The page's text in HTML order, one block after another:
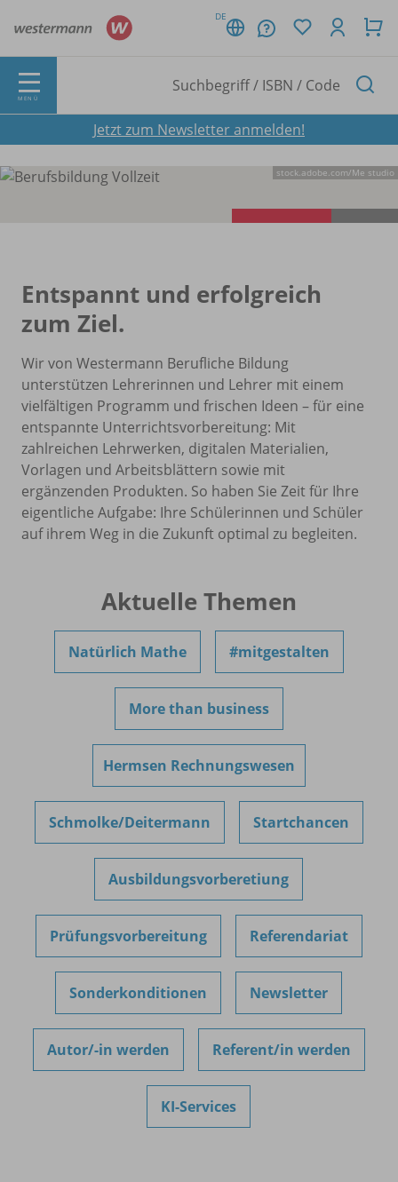
DE
MENÜ
Jetzt zum Newsletter anmelden!
stock.adobe.com/Me studio
Entspannt und erfolgreich
zum Ziel.
Wir von Westermann Berufliche Bildung
unterstützen Lehrerinnen und Lehrer mit einem
vielfältigen Programm und frischen Ideen – für eine
entspannte Unterrichtsvorbereitung: Mit
zahlreichen Lehrwerken, digitalen Materialien,
Vorlagen und Arbeitsblättern sowie mit
ergänzenden Produkten. So haben Sie Zeit für Ihre
eigentliche Aufgabe: Ihre Schülerinnen und Schüler
auf ihrem Weg in die Zukunft optimal zu begleiten.
Aktuelle Themen
Natürlich Mathe #mitgestalten
More than business
Hermsen Rechnungswesen
Schmolke/Deitermann Startchancen
Ausbildungsvorberetiung
Prüfungsvorbereitung Referendariat
Sonderkonditionen Newsletter
Autor/-in werden Referent/in werden
KI-Services